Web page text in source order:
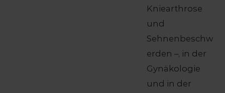
Kniearthrose
und
Sehnenbeschw
erden –, in der
Gynäkologie
und in der